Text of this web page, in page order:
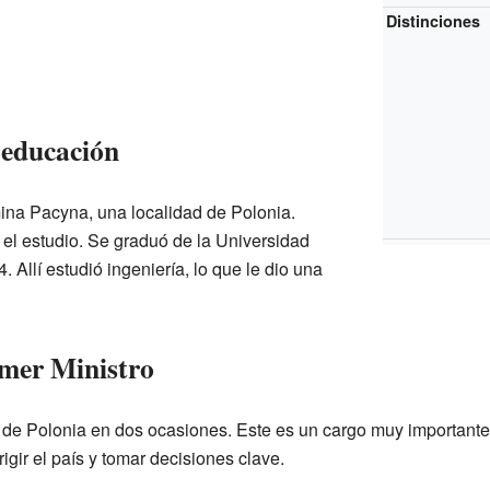
Distinciones
Pacyna, una localidad de Polonia.
estudio. Se graduó de la Universidad
Allí estudió ingeniería, lo que le dio una
Ministro
Polonia en dos ocasiones. Este es un cargo muy
el país y tomar decisiones clave.